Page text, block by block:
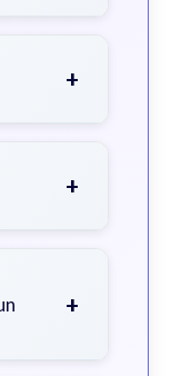
y
+
evitar
su
+
+